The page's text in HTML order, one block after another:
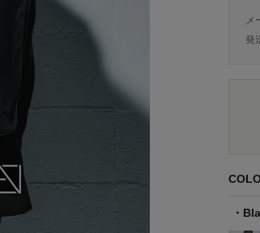
メ
発